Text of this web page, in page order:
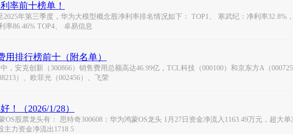
率前十榜单！
年第三季度，华为大模型概念股净利率排名情况如下： TOP1、 寒武纪：净利率32.8%
率86.46% TOP4、 卓易信息
用排行榜前十（附名单）
，安克创新（300866）销售费用总额高达46.99亿，TCL科技（000100）和京东方A（
）、欧菲光（002456）、飞荣
！（2026/1/28）
股票龙头有： 思特奇300608：华为鸿蒙OS龙头 1月27日资金净流入1163.49万元，超大单
主力资金净流出1718.5